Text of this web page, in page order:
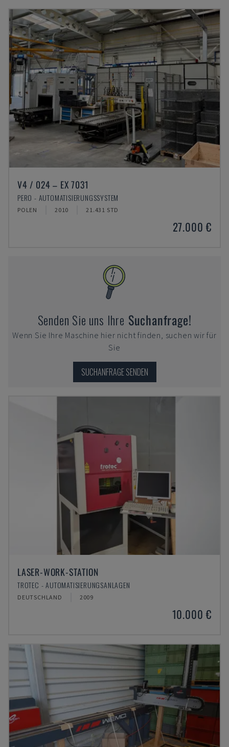
V4 / 024 – EX 7031
PERO - AUTOMATISIERUNGSSYSTEM
POLEN 2010 21.431 STD
27.000 €
Senden Sie uns Ihre Suchanfrage!
Wenn Sie Ihre Maschine hier nicht finden, suchen wir für
Sie
SUCHANFRAGE SENDEN
LASER-WORK-STATION
TROTEC - AUTOMATISIERUNGSANLAGEN
DEUTSCHLAND 2009
10.000 €